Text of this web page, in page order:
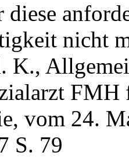
nicht
K.,
vom 24.
S. 79